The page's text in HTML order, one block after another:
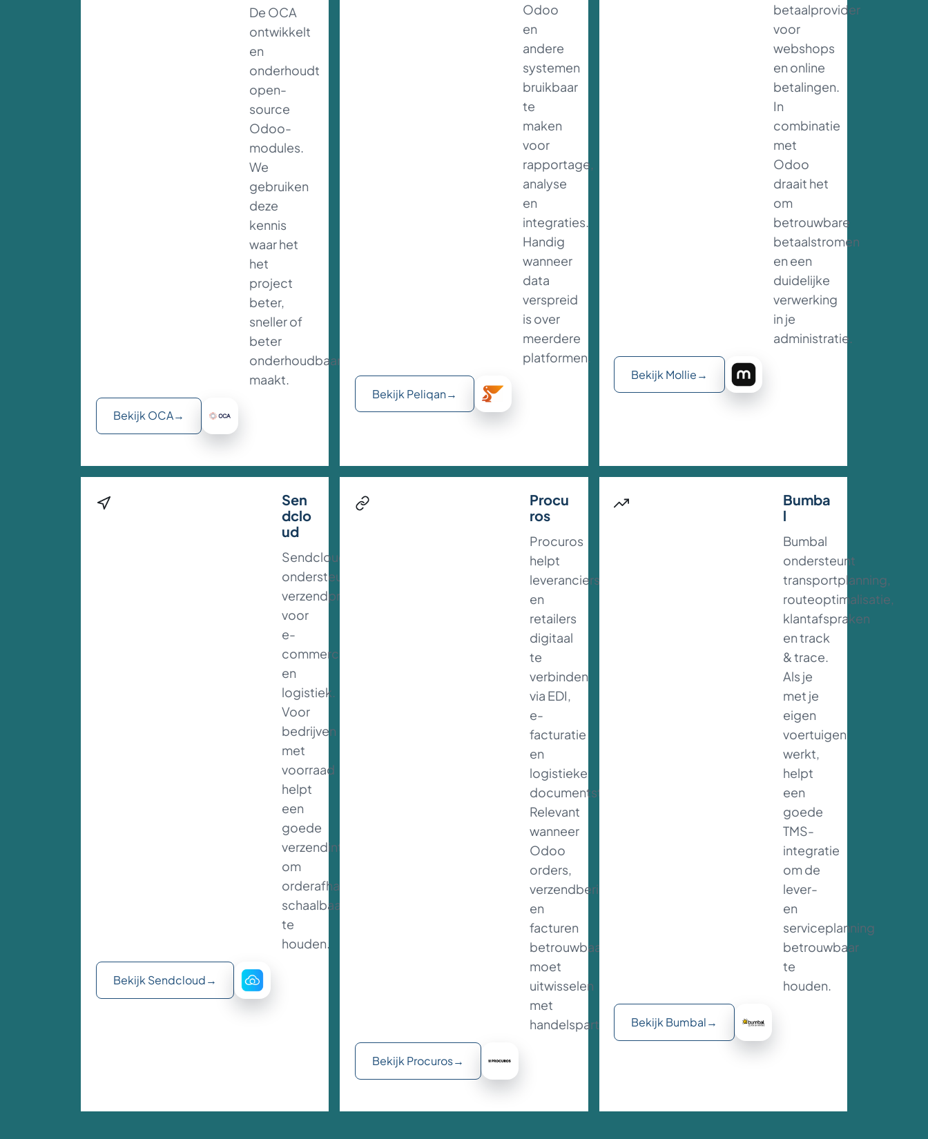
De OCA
ontwikkelt
en
onderhoudt
open-
source
Odoo-
modules.
We
gebruiken
deze
kennis
waar het
het
project
beter,
sneller of
beter
onderhoudbaar
maakt.
Bekijk OCA→
Odoo
en
andere
systemen
bruikbaar
te
maken
voor
rapportage,
analyse
en
integraties.
Handig
wanneer
data
verspreid
is over
meerdere
platformen.
Bekijk Peliqan→
betaalprovider
voor
webshops
en online
betalingen.
In
combinatie
met
Odoo
draait het
om
betrouwbare
betaalstromen
en een
duidelijke
verwerking
in je
administratie.
Bekijk Mollie→
Sen
dclo
ud
Sendcloud
ondersteunt
verzendprocessen
voor
e-
commerce
en
logistiek.
Voor
bedrijven
met
voorraad
helpt
een
goede
verzendintegratie
om
orderafhandeling
schaalbaar
te
houden.
Bekijk Sendcloud→
Procu
ros
Procuros
helpt
leveranciers
en
retailers
digitaal
te
verbinden
via EDI,
e-
facturatie
en
logistieke
documentstromen.
Relevant
wanneer
Odoo
orders,
verzendberichten
en
facturen
betrouwbaar
moet
uitwisselen
met
handelspartners.
Bekijk Procuros→
Bumba
l
Bumbal
ondersteunt
transportplanning,
routeoptimalisatie,
klantafspraken
en track
& trace.
Als je
met je
eigen
voertuigen
werkt,
helpt
een
goede
TMS-
integratie
om de
lever-
en
serviceplanning
betrouwbaar
te
houden.
Bekijk Bumbal→